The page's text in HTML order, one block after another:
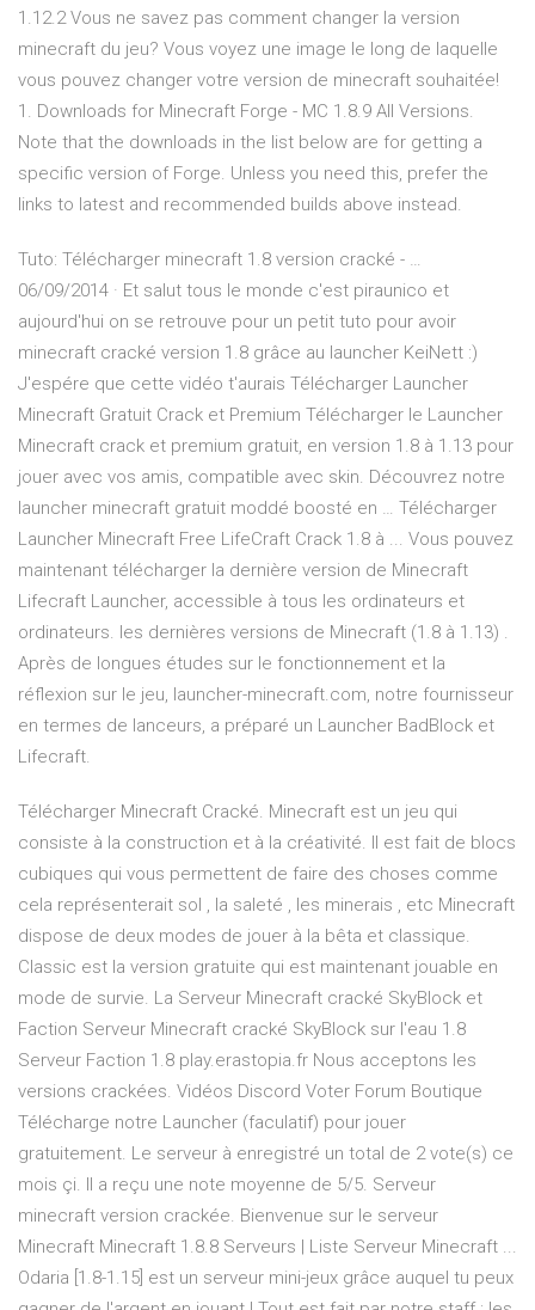
1.12.2 Vous ne savez pas comment changer la version
minecraft du jeu? Vous voyez une image le long de laquelle
vous pouvez changer votre version de minecraft souhaitée!
1. Downloads for Minecraft Forge - MC 1.8.9 All Versions.
Note that the downloads in the list below are for getting a
specific version of Forge. Unless you need this, prefer the
links to latest and recommended builds above instead.
Tuto: Télécharger minecraft 1.8 version cracké - …
06/09/2014 · Et salut tous le monde c'est piraunico et
aujourd'hui on se retrouve pour un petit tuto pour avoir
minecraft cracké version 1.8 grâce au launcher KeiNett :)
J'espére que cette vidéo t'aurais Télécharger Launcher
Minecraft Gratuit Crack et Premium Télécharger le Launcher
Minecraft crack et premium gratuit, en version 1.8 à 1.13 pour
jouer avec vos amis, compatible avec skin. Découvrez notre
launcher minecraft gratuit moddé boosté en … Télécharger
Launcher Minecraft Free LifeCraft Crack 1.8 à ... Vous pouvez
maintenant télécharger la dernière version de Minecraft
Lifecraft Launcher, accessible à tous les ordinateurs et
ordinateurs. les dernières versions de Minecraft (1.8 à 1.13) .
Après de longues études sur le fonctionnement et la
réflexion sur le jeu, launcher-minecraft.com, notre fournisseur
en termes de lanceurs, a préparé un Launcher BadBlock et
Lifecraft.
Télécharger Minecraft Cracké. Minecraft est un jeu qui
consiste à la construction et à la créativité. Il est fait de blocs
cubiques qui vous permettent de faire des choses comme
cela représenterait sol , la saleté , les minerais , etc Minecraft
dispose de deux modes de jouer à la bêta et classique.
Classic est la version gratuite qui est maintenant jouable en
mode de survie. La Serveur Minecraft cracké SkyBlock et
Faction Serveur Minecraft cracké SkyBlock sur l'eau 1.8
Serveur Faction 1.8 play.erastopia.fr Nous acceptons les
versions crackées. Vidéos Discord Voter Forum Boutique
Télécharge notre Launcher (faculatif) pour jouer
gratuitement. Le serveur à enregistré un total de 2 vote(s) ce
mois çi. Il a reçu une note moyenne de 5/5. Serveur
minecraft version crackée. Bienvenue sur le serveur
Minecraft Minecraft 1.8.8 Serveurs | Liste Serveur Minecraft ...
Odaria [1.8-1.15] est un serveur mini-jeux grâce auquel tu peux